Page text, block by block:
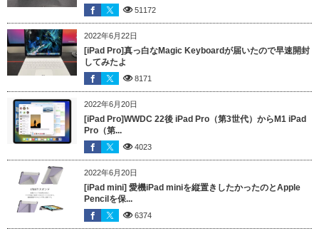
51172
2022年6月22日
[iPad Pro]真っ白なMagic Keyboardが届いたので早速開封
してみたよ
8171
2022年6月20日
[iPad Pro]WWDC 22後 iPad Pro（第3世代）からM1 iPad
Pro（第...
4023
2022年6月20日
[iPad mini] 愛機iPad miniを縦置きしたかったのとApple
Pencilを保...
6374